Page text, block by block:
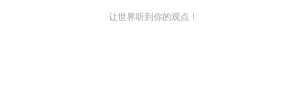
让世界听到你的观点！